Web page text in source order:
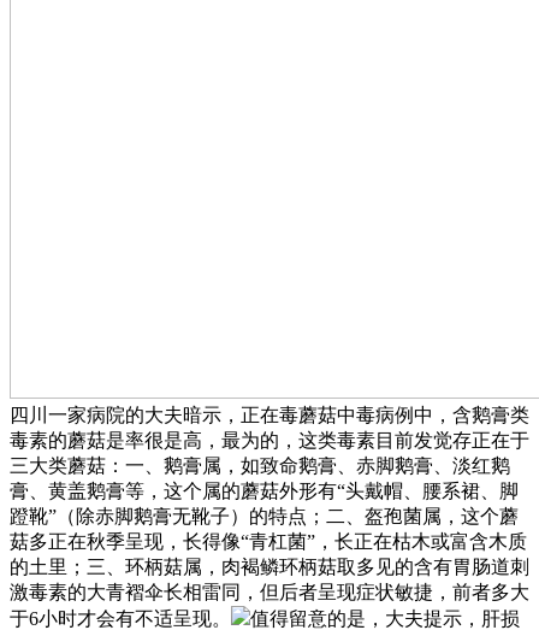
四川一家病院的大夫暗示，正在毒蘑菇中毒病例中，含鹅膏类
毒素的蘑菇是率很是高，最为的，这类毒素目前发觉存正在于
三大类蘑菇：一、鹅膏属，如致命鹅膏、赤脚鹅膏、淡红鹅
膏、黄盖鹅膏等，这个属的蘑菇外形有“头戴帽、腰系裙、脚
蹬靴”（除赤脚鹅膏无靴子）的特点；二、盔孢菌属，这个蘑
菇多正在秋季呈现，长得像“青杠菌”，长正在枯木或富含木质
的土里；三、环柄菇属，肉褐鳞环柄菇取多见的含有胃肠道刺
激毒素的大青褶伞长相雷同，但后者呈现症状敏捷，前者多大
于6小时才会有不适呈现。
值得留意的是，大夫提示，肝损